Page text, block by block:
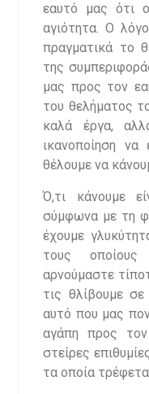
εαυτό μας ότι
αγιότητα. Ο
πραγματικά το
της
μας προς τον
του θελήματος
καλά έργα,
ικανοποίηση να
θέλουμε να
Ό,τι κάνουμε
σύμφωνα με τη
έχουμε
τους
αρνούμαστε
τις θλίβουμε
αυτό που μας
αγάπη προς τον
στείρες
τα οποία